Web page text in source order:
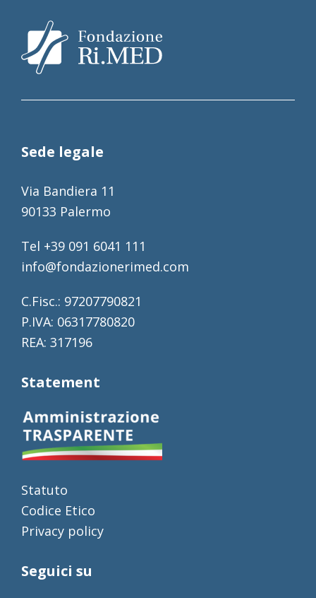
Sede legale
Via Bandiera 11
90133 Palermo
Tel +39 091 6041 111
info@fondazionerimed.com
C.Fisc.: 97207790821
P.IVA: 06317780820
REA: 317196
Statement
Statuto
Codice Etico
Privacy policy
Seguici su